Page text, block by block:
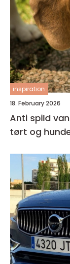
inspiration
18. February 2026
Anti spild
tørt og